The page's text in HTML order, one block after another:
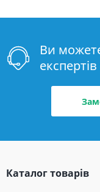
Ви
Каталог товарів